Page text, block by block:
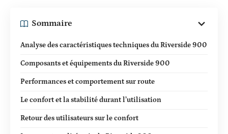
Sommaire
Analyse des caractéristiques techniques du Riverside 900
Composants et équipements du Riverside 900
Performances et comportement sur route
Le confort et la stabilité durant l’utilisation
Retour des utilisateurs sur le confort